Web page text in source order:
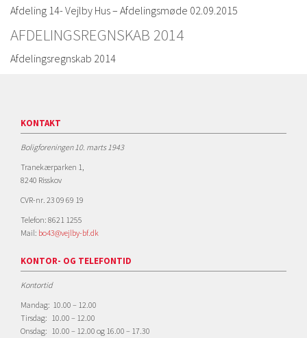
Afdeling 14- Vejlby Hus – Afdelingsmøde 02.09.2015
AFDELINGSREGNSKAB 2014
Afdelingsregnskab 2014
KONTAKT
Boligforeningen 10. marts 1943
Tranekærparken 1,
8240 Risskov
CVR-nr. 23 09 69 19
Telefon: 8621 1255
Mail: bo43@vejlby-bf.dk
KONTOR- OG TELEFONTID
Kontortid
Mandag: 10.00 – 12.00
Tirsdag: 10.00 – 12.00
Onsdag: 10.00 – 12.00 og 16.00 – 17.30